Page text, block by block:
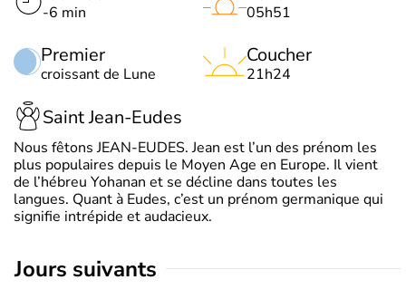
-6 min
Premier
croissant de Lune
05h51
Coucher
21h24
Saint Jean-Eudes
Nous fêtons JEAN-EUDES. Jean est l’un des prénom les
plus populaires depuis le Moyen Age en Europe. Il vient
de l’hébreu Yohanan et se décline dans toutes les
langues. Quant à Eudes, c’est un prénom germanique qui
signifie intrépide et audacieux.
jours suivants